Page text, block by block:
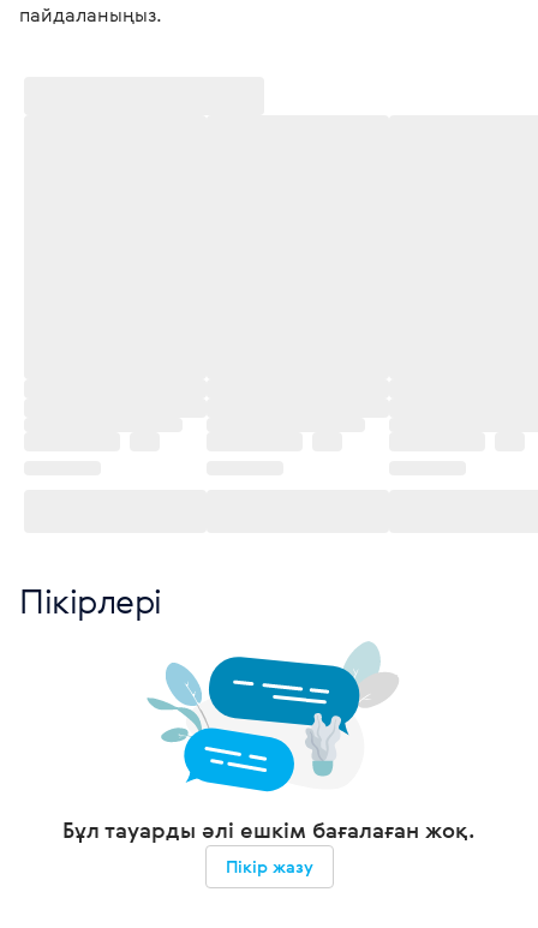
Пікірлері
Бұл тауарды әлі ешкім бағалаған жоқ.
Пікір жазу